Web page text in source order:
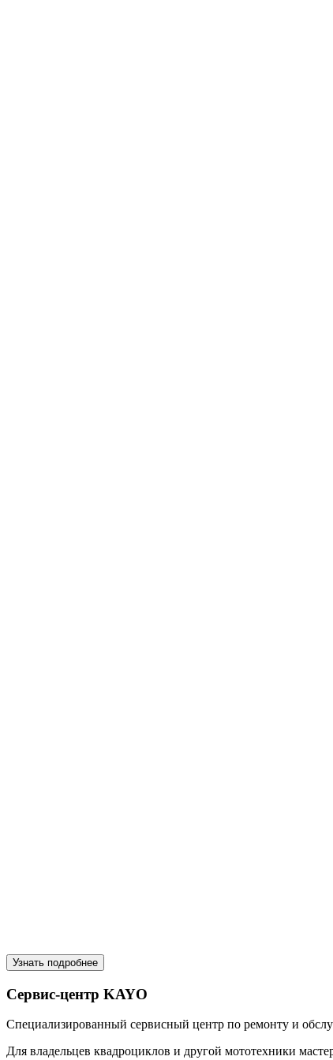
Узнать подробнее
Сервис-центр KAYO
Специализированный сервисный центр по ремонту и
Для владельцев квадроциклов и другой мототехники